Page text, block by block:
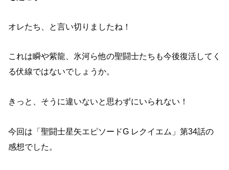
オレたち、と言い切りましたね！
これは瞬や紫龍、氷河ら他の聖闘士たちも今後復活してく
る伏線ではないでしょうか。
きっと、そうに違いないと思わずにいられない！
今回は「聖闘士星矢エピソードG レクイエム」第34話の
感想でした。